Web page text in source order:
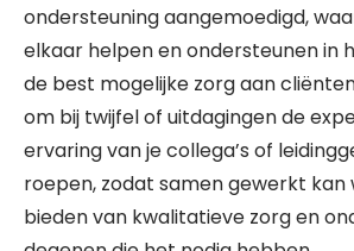
ondersteuning aangemoedigd,
elkaar helpen en ondersteunen in
de best mogelijke zorg aan
om bij twijfel of uitdagingen de
ervaring van je collega’s of
roepen, zodat samen gewerkt kan
bieden van kwalitatieve zorg en